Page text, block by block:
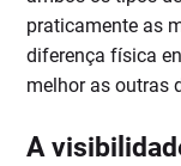
praticamente as
diferença física
melhor as outras
A